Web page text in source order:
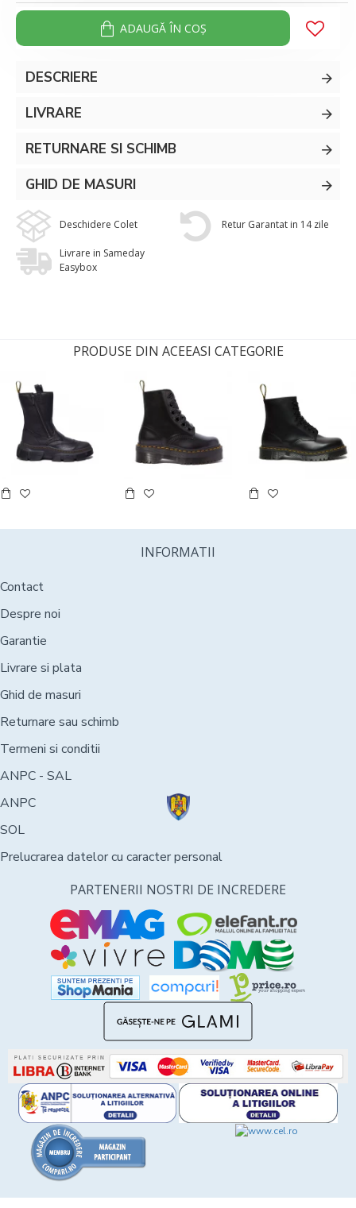
ADAUGĂ ÎN COŞ
DESCRIERE
LIVRARE
RETURNARE SI SCHIMB
GHID DE MASURI
Deschidere Colet Retur Garantat in 14 zile
Livrare in Sameday
Easybox
PRODUSE DIN ACEEASI CATEGORIE
INFORMATII
Contact
Despre noi
Garantie
Livrare si plata
Ghid de masuri
Returnare sau schimb
Termeni si conditii
ANPC - SAL
ANPC
SOL
Prelucrarea datelor cu caracter personal
PARTENERII NOSTRI DE INCREDERE